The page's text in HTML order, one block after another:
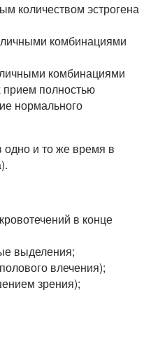
количеством эстрогена
комбинациями
комбинациями
прием полностью
нормального
одно и то же время в
в конце
выделения;
влечения);
зрения);